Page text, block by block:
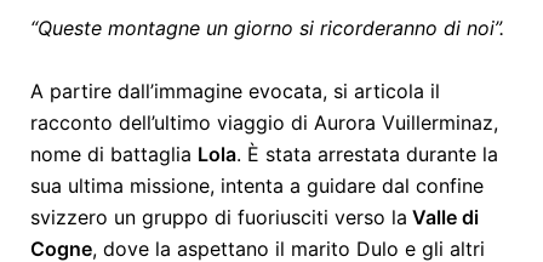
“Queste montagne un giorno si ricorderanno di noi”.
A partire dall’immagine evocata, si articola il
racconto dell’ultimo viaggio di Aurora Vuillerminaz,
nome di battaglia Lola. È stata arrestata durante la
sua ultima missione, intenta a guidare dal confine
svizzero un gruppo di fuoriusciti verso la Valle di
Cogne, dove la aspettano il marito Dulo e gli altri